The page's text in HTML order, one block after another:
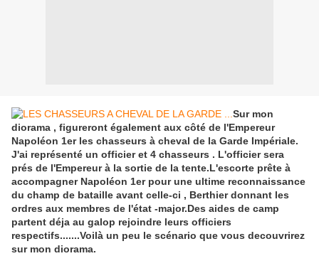
Sur mon
diorama , figureront également aux côté de l'Empereur
Napoléon 1er les chasseurs à cheval de la Garde Impériale.
J'ai représenté un officier et 4 chasseurs . L'officier sera
prés de l'Empereur à la sortie de la tente.L'escorte prête à
accompagner Napoléon 1er pour une ultime reconnaissance
du champ de bataille avant celle-ci , Berthier donnant les
ordres aux membres de l'état -major.Des aides de camp
partent déja au galop rejoindre leurs officiers
respectifs.......Voilà un peu le scénario que vous decouvrirez
sur mon diorama.